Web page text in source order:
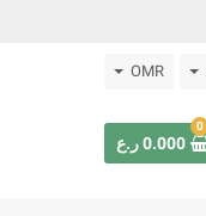
OMR
0
0.000 ر.ع